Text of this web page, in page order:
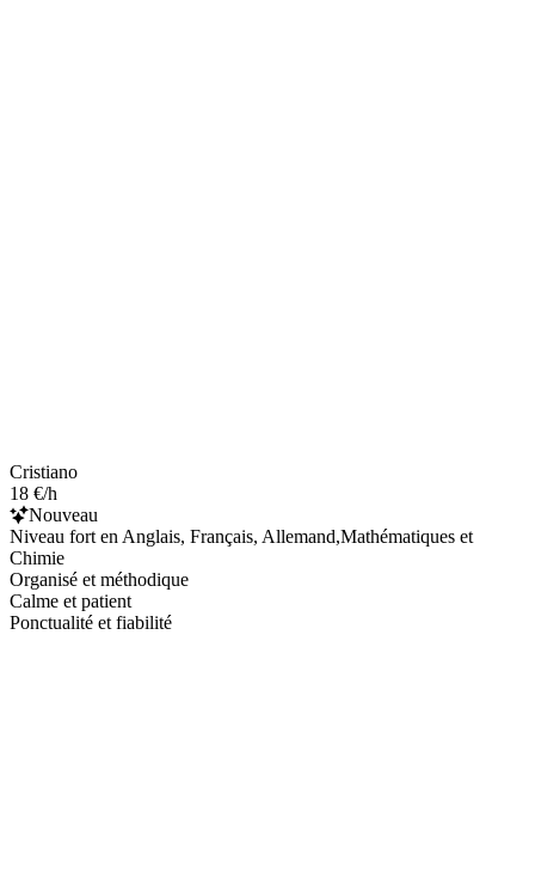
Cristiano
18 €/h
Nouveau
Niveau fort en Anglais, Français, Allemand,Mathématiques et
Chimie
Organisé et méthodique
Calme et patient
Ponctualité et fiabilité